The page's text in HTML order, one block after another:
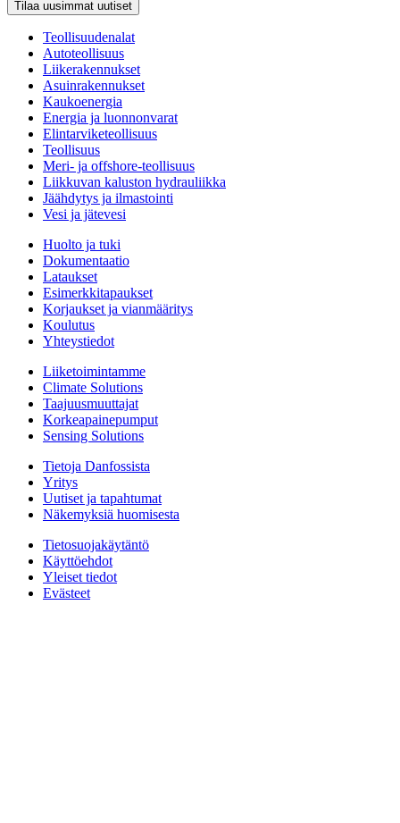
Tilaa uusimmat uutiset
Teollisuudenalat
Autoteollisuus
Liikerakennukset
Asuinrakennukset
Kaukoenergia
Energia ja luonnonvarat
Elintarviketeollisuus
Teollisuus
Meri- ja offshore-teollisuus
Liikkuvan kaluston hydrauliikka
Jäähdytys ja ilmastointi
Vesi ja jätevesi
Huolto ja tuki
Dokumentaatio
Lataukset
Esimerkkitapaukset
Korjaukset ja vianmääritys
Koulutus
Yhteystiedot
Liiketoimintamme
Climate Solutions
Taajuusmuuttajat
Korkeapainepumput
Sensing Solutions
Tietoja Danfossista
Yritys
Uutiset ja tapahtumat
Näkemyksiä huomisesta
Tietosuojakäytäntö
Käyttöehdot
Yleiset tiedot
Evästeet